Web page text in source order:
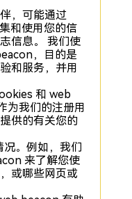
，可能通过
和使用您的信
信息。 我们使
，目的是
和服务，并用
和 web
为我们的注册用
供的有关您的
况。例如，我们
来了解您使
或哪些网页或